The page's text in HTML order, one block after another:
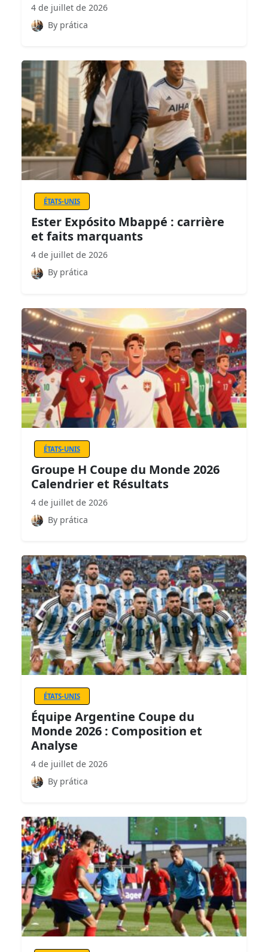
4 de juillet de 2026
By prática
ÉTATS-UNIS
Ester Expósito Mbappé : carrière
et faits marquants
4 de juillet de 2026
By prática
ÉTATS-UNIS
Groupe H Coupe du Monde 2026
Calendrier et Résultats
4 de juillet de 2026
By prática
ÉTATS-UNIS
Équipe Argentine Coupe du
Monde 2026 : Composition et
Analyse
4 de juillet de 2026
By prática